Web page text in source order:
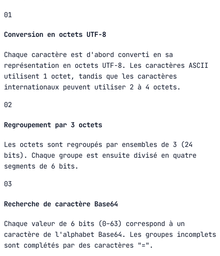
01
Conversion en octets UTF-8
Chaque caractère est d'abord converti en sa
représentation en octets UTF-8. Les caractères ASCII
utilisent 1 octet, tandis que les caractères
internationaux peuvent utiliser 2 à 4 octets.
02
Regroupement par 3 octets
Les octets sont regroupés par ensembles de 3 (24
bits). Chaque groupe est ensuite divisé en quatre
segments de 6 bits.
03
Recherche de caractère Base64
Chaque valeur de 6 bits (0–63) correspond à un
caractère de l'alphabet Base64. Les groupes incomplets
sont complétés par des caractères "=".